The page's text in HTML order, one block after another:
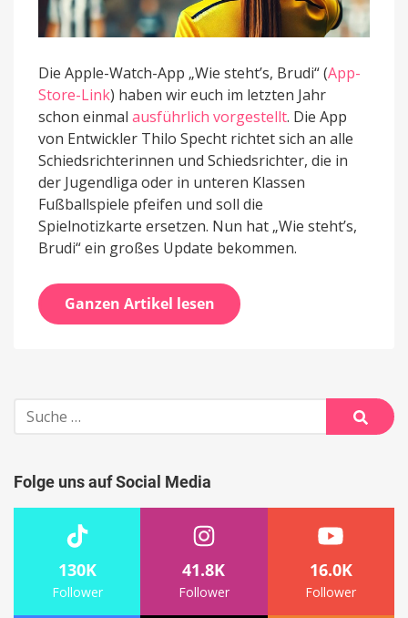
Die Apple-Watch-App „Wie steht’s, Brudi“ (App-
Store-Link) haben wir euch im letzten Jahr
schon einmal ausführlich vorgestellt. Die App
von Entwickler Thilo Specht richtet sich an alle
Schiedsrichterinnen und Schiedsrichter, die in
der Jugendliga oder in unteren Klassen
Fußballspiele pfeifen und soll die
Spielnotizkarte ersetzen. Nun hat „Wie steht’s,
Brudi“ ein großes Update bekommen.
Ganzen Artikel lesen
Suche
nach:
Suche
Folge uns auf Social Media
130K
Follower
41.8K
Follower
16.0K
Follower